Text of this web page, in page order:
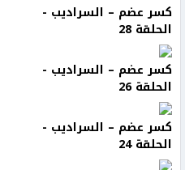
كسر عضم – السراديب -
الحلقة 28
كسر عضم – السراديب -
الحلقة 26
كسر عضم – السراديب -
الحلقة 24